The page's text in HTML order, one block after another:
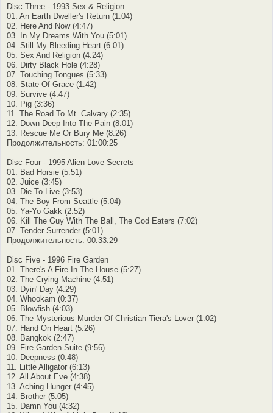
Disc Three - 1993 Sex & Religion
01. An Earth Dweller's Return (1:04)
02. Here And Now (4:47)
03. In My Dreams With You (5:01)
04. Still My Bleeding Heart (6:01)
05. Sex And Religion (4:24)
06. Dirty Black Hole (4:28)
07. Touching Tongues (5:33)
08. State Of Grace (1:42)
09. Survive (4:47)
10. Pig (3:36)
11. The Road To Mt. Calvary (2:35)
12. Down Deep Into The Pain (8:01)
13. Rescue Me Or Bury Me (8:26)
Продолжительность: 01:00:25
Disc Four - 1995 Alien Love Secrets
01. Bad Horsie (5:51)
02. Juice (3:45)
03. Die To Live (3:53)
04. The Boy From Seattle (5:04)
05. Ya-Yo Gakk (2:52)
06. Kill The Guy With The Ball, The God Eaters (7:02)
07. Tender Surrender (5:01)
Продолжительность: 00:33:29
Disc Five - 1996 Fire Garden
01. There's A Fire In The House (5:27)
02. The Crying Machine (4:51)
03. Dyin' Day (4:29)
04. Whookam (0:37)
05. Blowfish (4:03)
06. The Mysterious Murder Of Christian Tiera's Lover (1:02)
07. Hand On Heart (5:26)
08. Bangkok (2:47)
09. Fire Garden Suite (9:56)
10. Deepness (0:48)
11. Little Alligator (6:13)
12. All About Eve (4:38)
13. Aching Hunger (4:45)
14. Brother (5:05)
15. Damn You (4:32)